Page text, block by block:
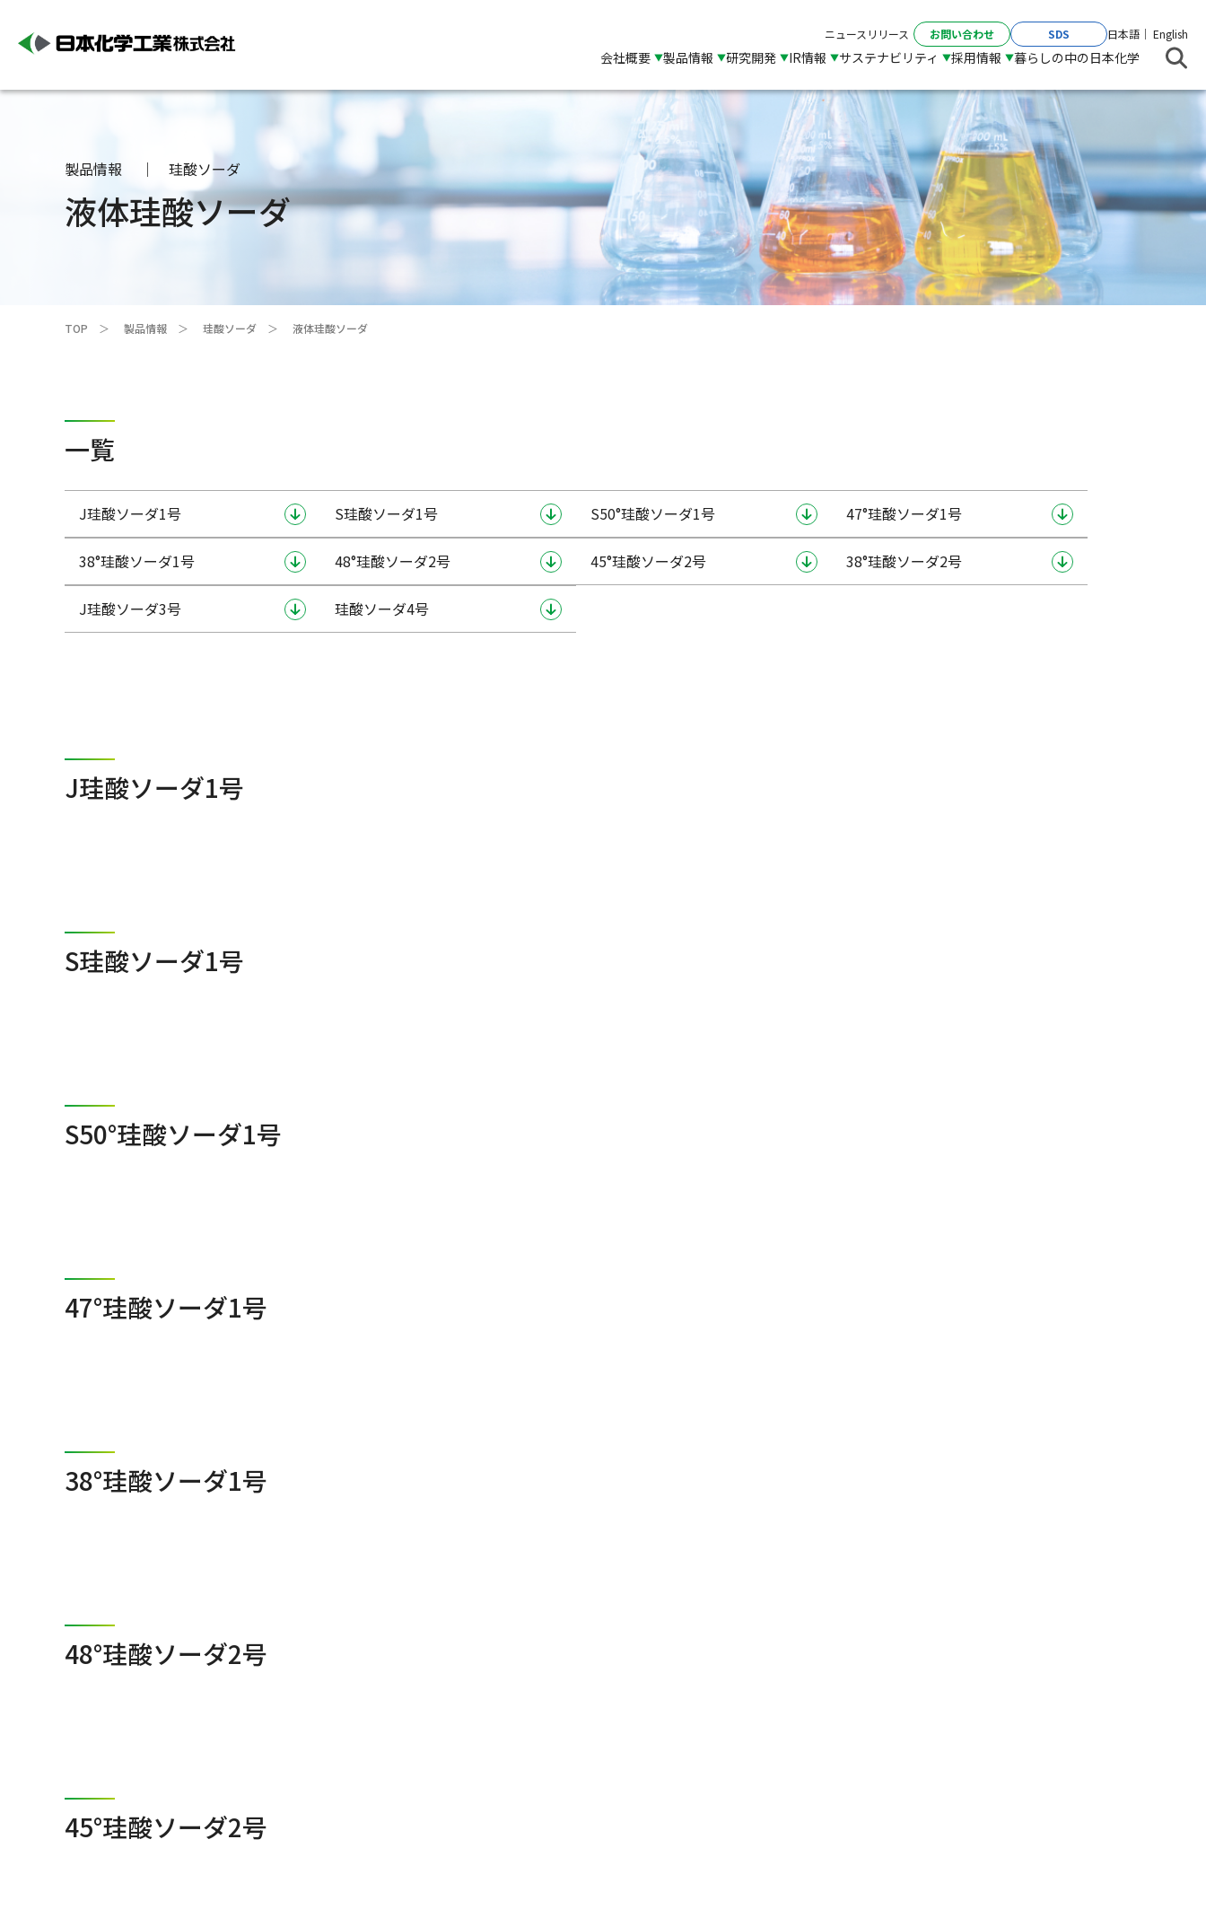
ニュースリリース お問い合わせ SDS English
日本語
会社概要 製品情報 研究開発 IR情報 サステナビリティ 採用情報 暮らしの中の日本化学
製品情報 珪酸ソーダ
液体珪酸ソーダ
TOP 製品情報 珪酸ソーダ 液体珪酸ソーダ
一覧
J珪酸ソーダ1号 S珪酸ソーダ1号 S50°珪酸ソーダ1号 47°珪酸ソーダ1号
38°珪酸ソーダ1号 48°珪酸ソーダ2号 45°珪酸ソーダ2号 38°珪酸ソーダ2号
J珪酸ソーダ3号 珪酸ソーダ4号
J珪酸ソーダ1号
S珪酸ソーダ1号
S50°珪酸ソーダ1号
47°珪酸ソーダ1号
38°珪酸ソーダ1号
48°珪酸ソーダ2号
45°珪酸ソーダ2号